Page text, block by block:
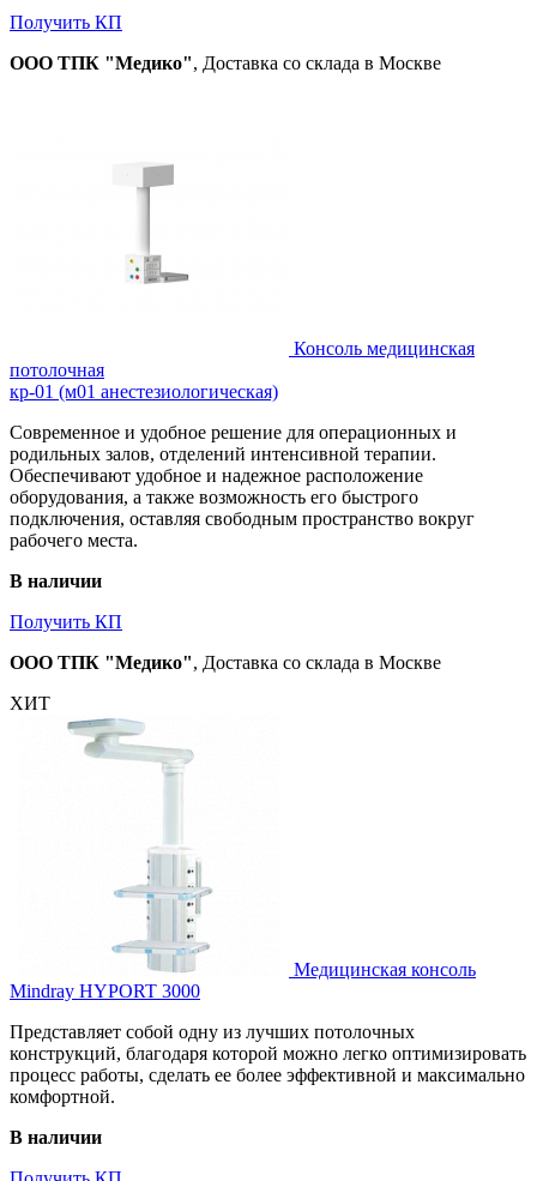
Получить КП
ООО ТПК "Медико", Доставка со склада в Москве
Консоль медицинская
потолочная
кр-01 (м01 анестезиологическая)
Современное и удобное решение для операционных и
родильных залов, отделений интенсивной терапии.
Обеспечивают удобное и надежное расположение
оборудования, а также возможность его быстрого
подключения, оставляя свободным пространство вокруг
рабочего места.
В наличии
Получить КП
ООО ТПК "Медико", Доставка со склада в Москве
ХИТ
Медицинская консоль
Mindray HYPORT 3000
Представляет собой одну из лучших потолочных
конструкций, благодаря которой можно легко оптимизировать
процесс работы, сделать ее более эффективной и максимально
комфортной.
В наличии